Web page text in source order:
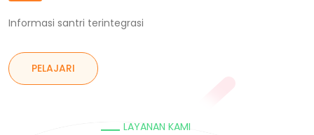
Informasi santri terintegrasi
PELAJARI
LAYANAN KAMI